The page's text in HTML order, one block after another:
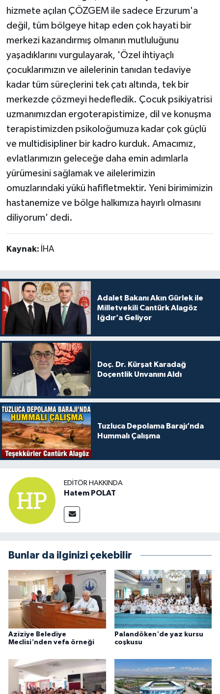
hizmete açılan ÇÖZGEM ile sadece Erzurum'a
değil, tüm bölgeye hitap eden çok hayati bir
merkezi kazandırmış olmanın mutluluğunu
yaşadıklarını vurgulayarak, 'Özel ihtiyaçlı
çocuklarımızın ve ailelerinin tanıdan tedaviye
kadar tüm süreçlerini tek çatı altında, tek bir
merkezde çözmeyi hedefledik. Çocuk psikiyatrisi
uzmanımızdan ergoterapistimize, dil ve konuşma
terapistimizden psikoloğumuza kadar çok güçlü
ve multidisipliner bir kadro kurduk. Amacımız,
evlatlarımızın geleceğe daha emin adımlarla
yürümesini sağlamak ve ailelerimizin
omuzlarındaki yükü hafifletmektir. Yeni birimimizin
hastanemize ve bölge halkımıza hayırlı olmasını
diliyorum' dedi.
Kaynak: İHA
Adalet Bakanı Akın Gürlek ile
Milletvekili Cantürk Alagöz
Iğdır’a Geliyor
Doç. Dr. Kürşat Karadağ
Doçentlik Unvanını Aldı
Tuzluca Depolama Barajı’nda
Hummalı Çalışma
EDITÖR HAKKINDA
Hatem POLAT
Bunlar da ilginizi çekebilir
Aziziye Belediye
Meclisi'nden vefa örneği
Palandöken'de yaz kursu
coşkusu